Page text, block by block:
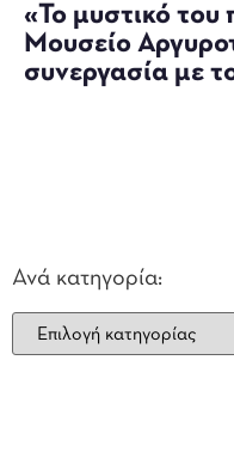
«Το μυστικό
Μουσείο
συνεργασία με
Ανά κατηγορία: